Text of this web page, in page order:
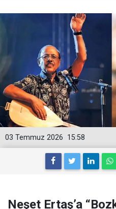
15:58
03 Temmuz 2026
Neşet Ertaş’a